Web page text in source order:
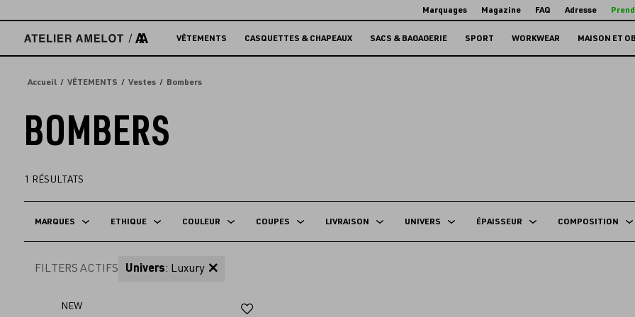
directement
contenu
Marquages Magazine FAQ Adresse
VÊTEMENTS CASQUETTES & CHAPEAUX SACS & BAGAGERIE SPORT WORKWEAR MAISON ET
Accueil VÊTEMENTS Vestes Bombers
BOMBERS
1 RÉSULTATS
MARQUES ETHIQUE COULEUR COUPES LIVRAISON UNIVERS ÉPAISSEUR COMPOSITION
FILTERS ACTIFS Univers: Luxury
NEW